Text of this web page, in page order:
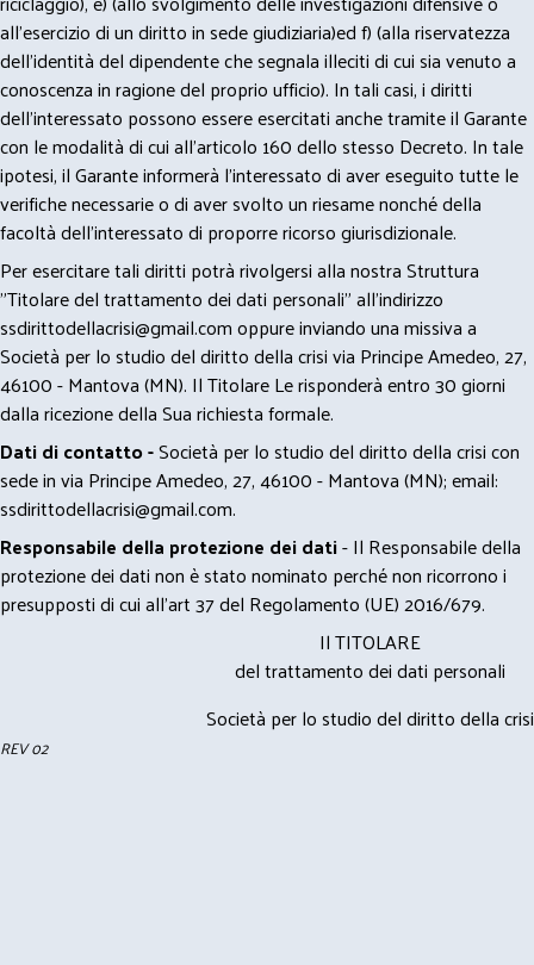
all’esercizio di un diritto in sede giudiziaria)ed f) (alla riservatezza
dell’identità del dipendente che segnala illeciti di cui sia venuto a
conoscenza in ragione del proprio ufficio). In tali casi, i diritti
dell’interessato possono essere esercitati anche tramite il Garante
con le modalità di cui all’articolo 160 dello stesso Decreto. In tale
ipotesi, il Garante informerà l’interessato di aver eseguito tutte le
verifiche necessarie o di aver svolto un riesame nonché della
facoltà dell’interessato di proporre ricorso giurisdizionale.
Per esercitare tali diritti potrà rivolgersi alla nostra Struttura
"Titolare del trattamento dei dati personali" all'indirizzo
ssdirittodellacrisi@gmail.comoppure inviando una missiva a
Società per lo studio del diritto della crisi via Principe Amedeo, 27,
46100 - Mantova (MN). Il Titolare Le risponderà entro 30 giorni
dalla ricezione della Sua richiesta formale.
Dati di contatto -Società per lo studio del diritto della crisi con
sede in via Principe Amedeo, 27, 46100 - Mantova (MN); email:
ssdirittodellacrisi@gmail.com.
Responsabile della protezione dei dati- Il Responsabile della
protezione dei dati non è stato nominato perché non ricorrono i
presupposti di cui all’art 37 del Regolamento (UE) 2016/679.
Il TITOLARE
del trattamento dei dati personali
Società per lo studio del diritto della crisi
REV 02